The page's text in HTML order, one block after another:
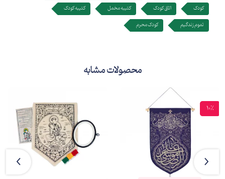
کودک
اتاق کودک کتیبه مخمل
کتیبه کودک
تموم زندگیم
کودک محرم
محصولات مشابه
10%